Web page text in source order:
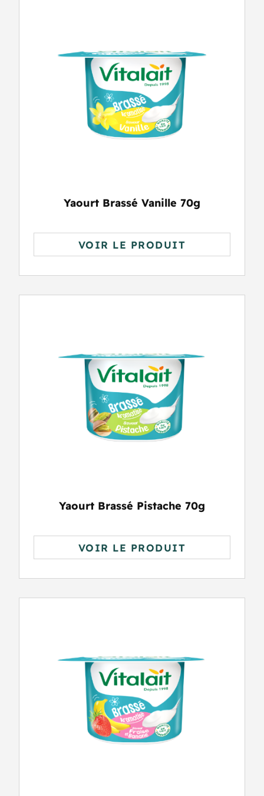
Yaourt Brassé Vanille 70g
VOIR LE PRODUIT
Yaourt Brassé Pistache 70g
VOIR LE PRODUIT